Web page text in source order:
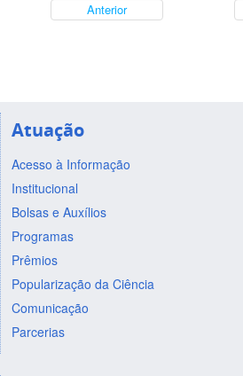
Anterior
Atuação
Acesso à Informação
Institucional
Bolsas e Auxílios
Programas
Prêmios
Popularização da Ciência
Comunicação
Parcerias